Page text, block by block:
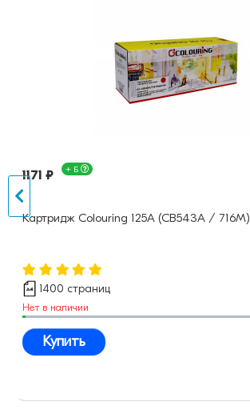
1171 ₽ + Б
Картридж Colouring 125A (CB543A /
1400 страниц
Нет в наличии
Купить